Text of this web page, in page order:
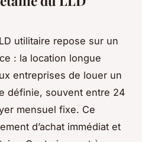
utilitaire repose sur un
: la location longue
entreprises de louer un
définie, souvent entre 24
mensuel fixe. Ce
d’achat immédiat et